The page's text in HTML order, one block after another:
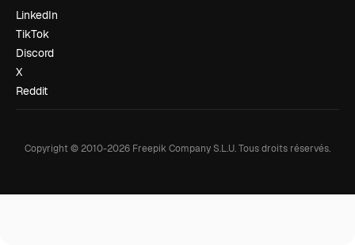
LinkedIn
TikTok
Discord
X
Reddit
Copyright © 2010-2026 Freepik Company S.L.U.Tous droits réservés.